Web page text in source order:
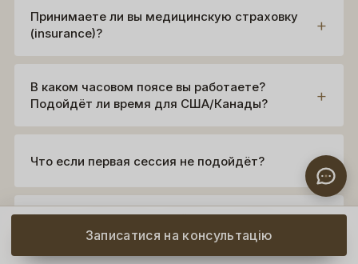
Принимаете ли вы медицинскую страховку
(insurance)?
В каком часовом поясе вы работаете?
Подойдёт ли время для США/Канады?
Что если первая сессия не подойдёт?
А если у меня очень тяжёлое состояние —
кризис, мысли о бессмысленности жизни?
Записатися на консультацію